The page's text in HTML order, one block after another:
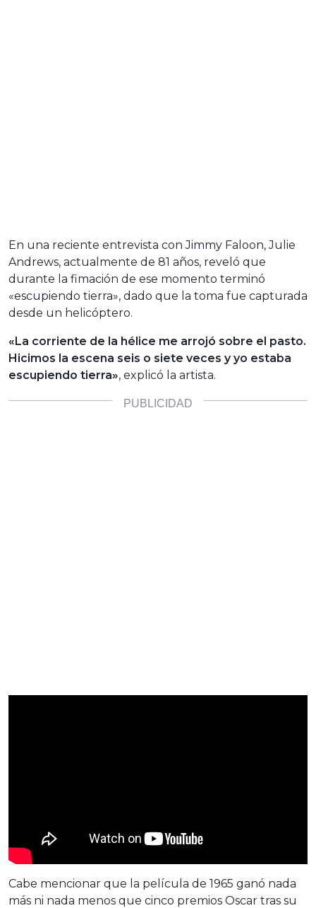
En una reciente entrevista con Jimmy Faloon, Julie
Andrews, actualmente de 81 años, reveló que
durante la fimación de ese momento terminó
«escupiendo tierra», dado que la toma fue capturada
desde un helicóptero.
«La corriente de la hélice me arrojó sobre el pasto.
Hicimos la escena seis o siete veces y yo estaba
escupiendo tierra», explicó la artista.
Cabe mencionar que la película de 1965 ganó nada
más ni nada menos que cinco premios Oscar tras su